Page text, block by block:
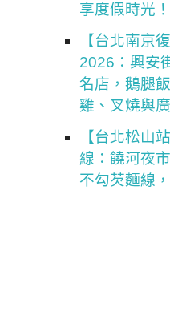
享度假時光
【台北南京
2026：興安
名店，鵝腿
雞、叉燒與
【台北松山
線：饒河夜
不勾芡麵線